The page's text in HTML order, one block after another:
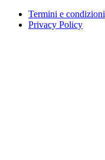
Termini e condizioni
Privacy Policy